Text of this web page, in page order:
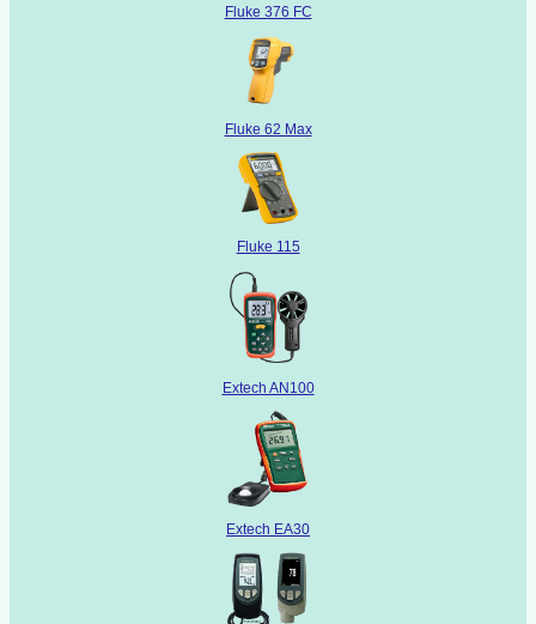
Fluke 376 FC
Fluke 62 Max
Fluke 115
Extech AN100
Extech EA30